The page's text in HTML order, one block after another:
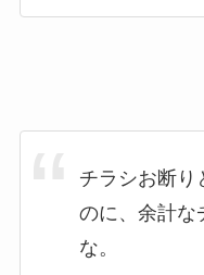
チラシお断り
のに、余計な
な。